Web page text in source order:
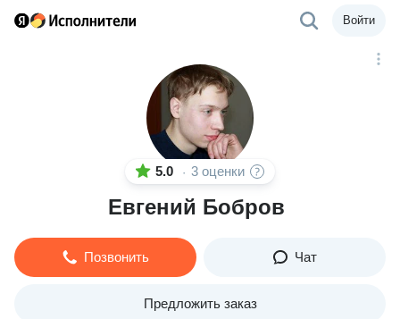
Войти
5.0 · 3 оценки
Евгений Бобров
Позвонить Чат
Предложить заказ